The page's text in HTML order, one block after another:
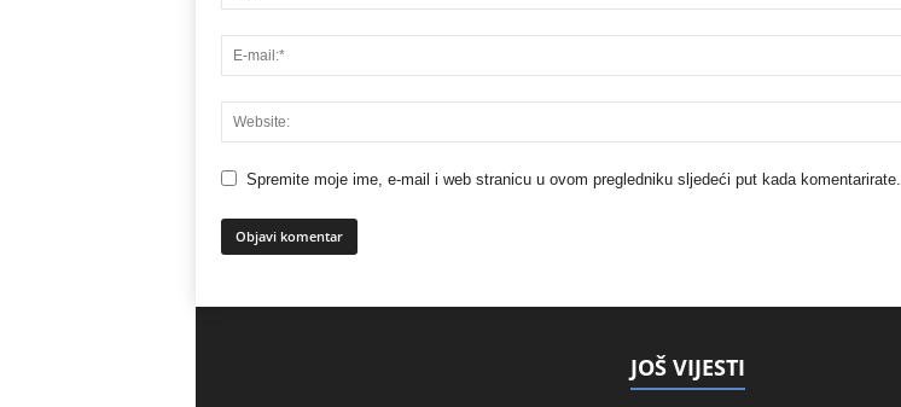
Spremite moje ime, e-mail i web stranicu u ovom pregledniku sljedeći put kada komentarirate.
JOŠ VIJESTI